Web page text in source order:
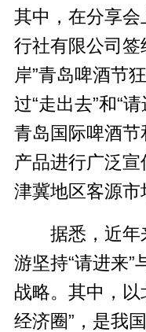
其中，在分享
行社有限公司签
岸”青岛啤酒节
过“走出去”和“
青岛国际啤酒
产品进行广泛
津冀地区客源市
据悉，近年
游坚持“请进来”
战略。其中，以
经济圈”，是我